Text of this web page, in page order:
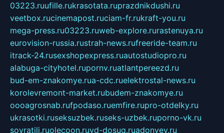
03223.ruufille.rukrasotata.ruprazdnikdushi.ru
veetbox.rucinemapost.ruciam-fr.rukraft-you.ru
mega-press.ru03223.ruweb-explore.rurastenuya.ru
eurovision-russia.rustrah-news.rufreeride-team.ru
itrack-24.rusexshopexpress.ruautostudiopro.ru
alabuga-cityhotel.rupornv.ruatlantpereezd.ru
bud-em-znakomye.rua-cdc.ruelektrostal-news.ru
korolevremont-market.rubudem-znakomye.ru
oooagrosnab.rufpodaso.ruemfire.rupro-otdelky.ru
ukrasotki.ruseksuzbek.ruseks-uzbek.ruporno-vk.ru
sovratili.ruolecoon.ruvd-dosug.ruadonyev.ru